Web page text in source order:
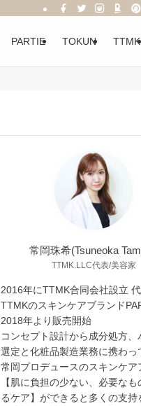
PARTIE TOKUN TTMK
常岡珠希(Tsuneoka
TTMK.LLC代表/美容家
2016年にTTMK合同会社設立
TTMKのスキンケアブランド
2018年より販売開始
コンセプト設計から成分処方、
選定と化粧品製造業務に携わっ
常岡プロデュースのスキンケア
【肌に負担の少ない、必要なも
るケア】ができると多くの支持